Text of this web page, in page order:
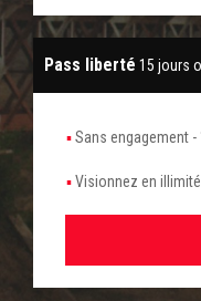
Pass liberté 15 jours
Sans engagement
Visionnez en